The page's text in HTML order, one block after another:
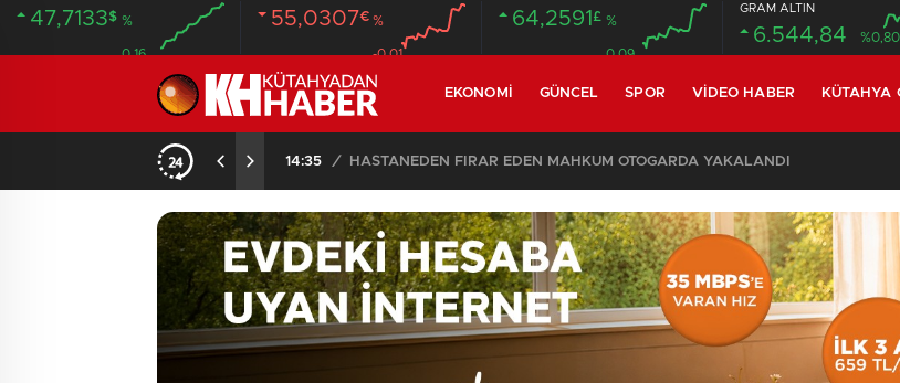
47,7133$ %
0.16
55,0307€ %
-0.01
64,2591 £ %
0.09
GRAM ALTIN
6.544,84 %0,80
EKONOMI GÜNCEL SPOR VIDEO HABER KÜTAHYA
14:35 / HASTANEDEN FİRAR EDEN MAHKUM OTOGARDA YAKALANDI